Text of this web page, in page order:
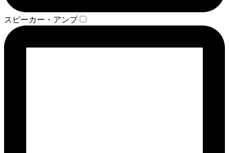
スピーカー・アンプ